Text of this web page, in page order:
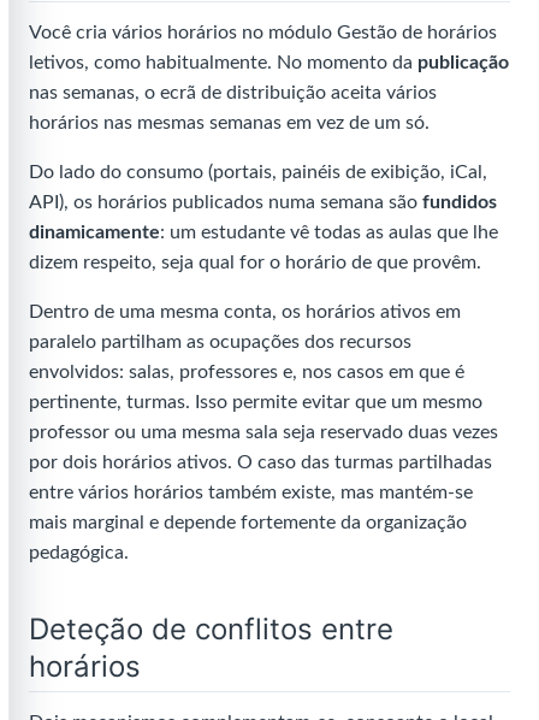
Você cria vários horários no módulo Gestão de horários
letivos, como habitualmente. No momento da publicação
nas semanas, o ecrã de distribuição aceita vários
horários nas mesmas semanas em vez de um só.
Do lado do consumo (portais, painéis de exibição, iCal,
API), os horários publicados numa semana são fundidos
dinamicamente: um estudante vê todas as aulas que lhe
dizem respeito, seja qual for o horário de que provêm.
Dentro de uma mesma conta, os horários ativos em
paralelo partilham as ocupações dos recursos
envolvidos: salas, professores e, nos casos em que é
pertinente, turmas. Isso permite evitar que um mesmo
professor ou uma mesma sala seja reservado duas vezes
por dois horários ativos. O caso das turmas partilhadas
entre vários horários também existe, mas mantém-se
mais marginal e depende fortemente da organização
pedagógica.
Deteção de conflitos entre
horários